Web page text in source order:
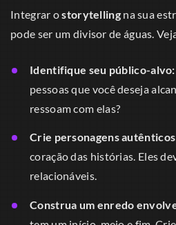
Integrar ostorytellingna sua
pode ser um divisor de águas.
Identifique seu público-alvo:
pessoas que você deseja
ressoam com elas?
Crie personagens
coração das histórias. Eles
relacionáveis.
Construa um enredo